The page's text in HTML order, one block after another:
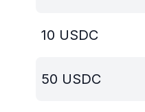
10 USDC
50 USDC